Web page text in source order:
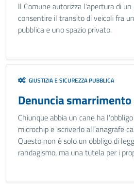
Il Comune autorizza l'apertura di
consentire il transito di veicoli fra
pubblica e uno spazio privato.
GIUSTIZIA E SICUREZZA PUBBLICA
Denuncia smarrimento
Chiunque abbia un cane ha
microchip e iscriverlo all’anagrafe
Questo non è solo un obbligo di
randagismo, ma una tutela per i